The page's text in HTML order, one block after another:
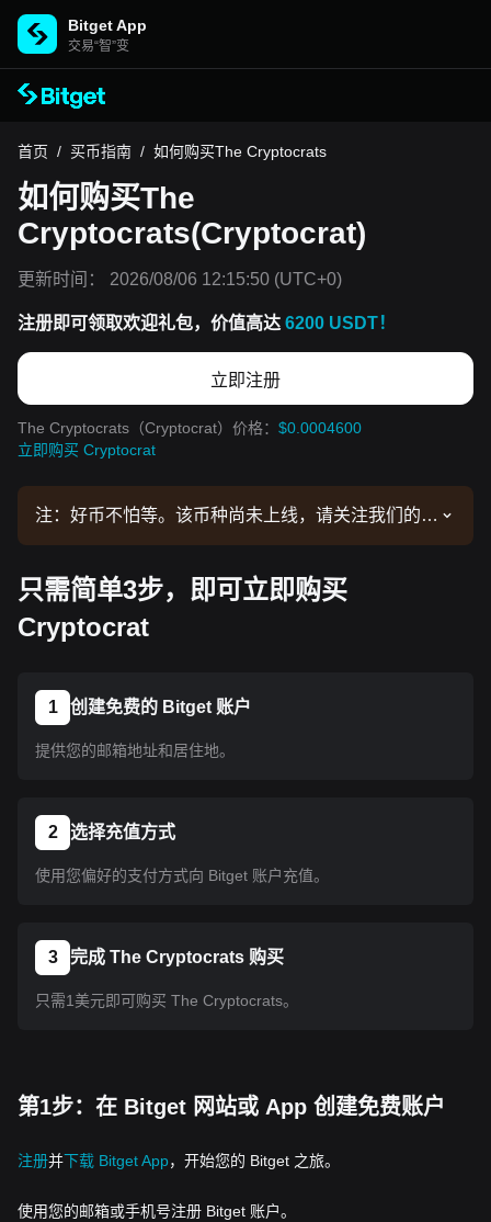
Bitget App
交易“智”变
首页 / 买币指南 / 如何购买The Cryptocrats
如何购买The
Cryptocrats(Cryptocrat)
更新时间： 2026/08/06 12:15:50 (UTC+0)
注册即可领取欢迎礼包，价值高达 6200 USDT！
立即注册
The Cryptocrats（Cryptocrat）价格： $0.0004600
立即购买 Cryptocrat
注：好币不怕等。该币种尚未上线，请关注我们的公
操作流程。
只需简单3步，即可立即购买
Cryptocrat
1 创建免费的 Bitget 账户
提供您的邮箱地址和居住地。
2 选择充值方式
使用您偏好的支付方式向 Bitget 账户充值。
3 完成 The Cryptocrats 购买
只需1美元即可购买 The Cryptocrats。
第1步：在 Bitget 网站或 App 创建免费账户
注册并下载 Bitget App，开始您的 Bitget 之旅。
使用您的邮箱或手机号注册 Bitget 账户。